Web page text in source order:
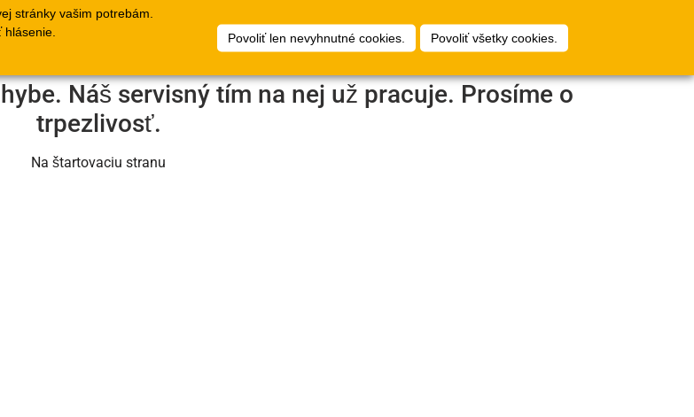
stránky vašim potrebám.
Povoliť len nevyhnutné cookies.
Povoliť všetky cookies.
Spoločnosť Môj súbor artiklov Dokumenty Plánovač podláh Prihlásiť
Náš servisný tím na nej už pracuje. Prosíme o
trpezlivosť.
Na štartovaciu stranu